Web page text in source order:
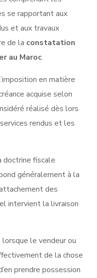
se rapportant aux
et aux travaux
de la constatation
au Maroc.
en matière
acquise selon
réalisé dès lors
rendus et les
doctrine fiscale
généralement à la
des
intervient la livraison
le vendeur ou
de la chose
prendre possession